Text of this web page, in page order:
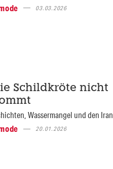
03.03.2026
Schildkröte nicht
Wassermangel und den Iran
20.01.2026